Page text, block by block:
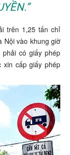
trên 1,25 tấn chỉ
Nội vào khung giờ
có giấy phép
xin cấp giấy phép